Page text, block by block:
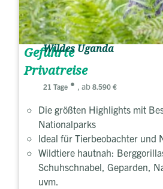
Geführte
Privatreise
Wildes Uganda
21 Tage , ab 8.590 €
Die größten Highlights mit
Nationalparks
Ideal für Tierbeobachter und
Wildtiere hautnah:
Schuhschnabel, Geparden,
uvm.